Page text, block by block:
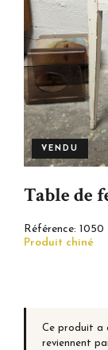
VENDU
Table de
Référence: 1050
Produit chiné
Ce produit a
reviennent